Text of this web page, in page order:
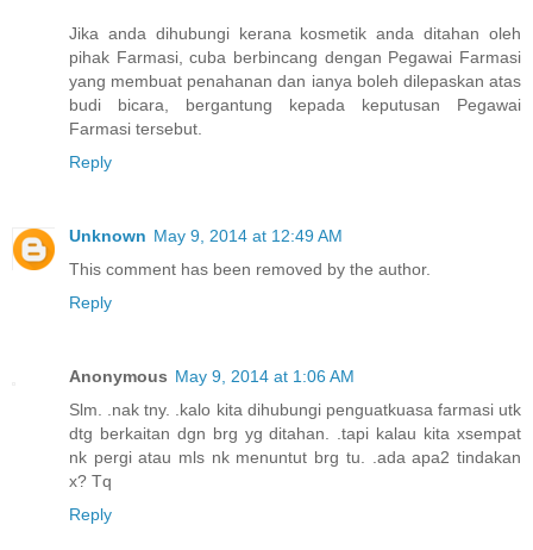
Jika anda dihubungi kerana kosmetik anda ditahan oleh
pihak Farmasi, cuba berbincang dengan Pegawai Farmasi
yang membuat penahanan dan ianya boleh dilepaskan atas
budi bicara, bergantung kepada keputusan Pegawai
Farmasi tersebut.
Reply
Unknown May 9, 2014 at 12:49 AM
This comment has been removed by the author.
Reply
Anonymous May 9, 2014 at 1:06 AM
Slm. .nak tny. .kalo kita dihubungi penguatkuasa farmasi utk
dtg berkaitan dgn brg yg ditahan. .tapi kalau kita xsempat
nk pergi atau mls nk menuntut brg tu. .ada apa2 tindakan
x? Tq
Reply